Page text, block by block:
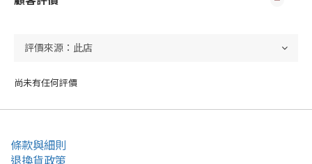
尚未有任何評價
條款與細則
退換貨政策